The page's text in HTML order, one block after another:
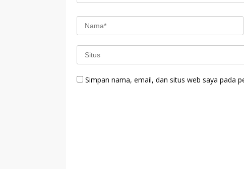
Simpan nama, email, dan situs web saya pada